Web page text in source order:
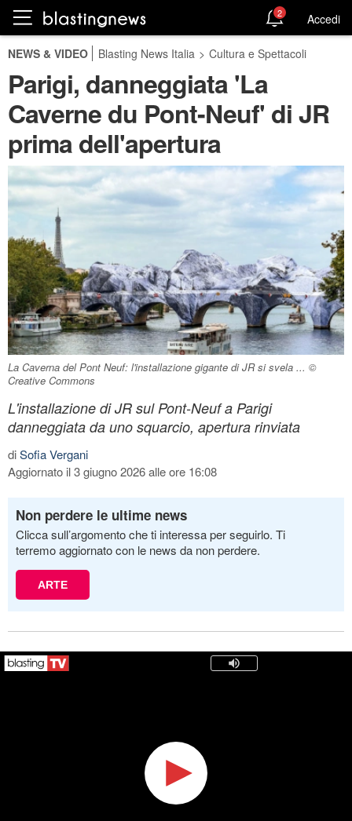
2 Accedi
NEWS & VIDEO Blasting News Italia > Cultura e Spettacoli
Parigi, danneggiata 'La
Caverne du Pont-Neuf' di JR
prima dell'apertura
La Caverna del Pont Neuf: l'installazione gigante di JR si svela ... ©
Creative Commons
L'installazione di JR sul Pont-Neuf a Parigi
danneggiata da uno squarcio, apertura rinviata
diSofia Vergani
Aggiornato il 3 giugno 2026 alle ore 16:08
Non perdere le ultime news
Clicca sull’argomento che ti interessa per seguirlo. Ti
terremo aggiornato con le news da non perdere.
ARTE